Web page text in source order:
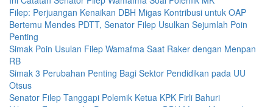
Filep: Perjuangan Kenaikan DBH Migas Kontribusi untuk OAP
Bertemu Mendes PDTT, Senator Filep Usulkan Sejumlah Poin
Penting
Simak Poin Usulan Filep Wamafma Saat Raker dengan Menpan
RB
Simak 3 Perubahan Penting Bagi Sektor Pendidikan pada UU
Otsus
Senator Filep Tanggapi Polemik Ketua KPK Firli Bahuri